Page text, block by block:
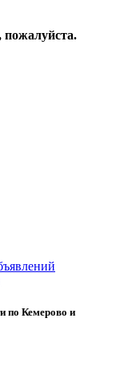
пожалуйста.
по Кемерово и